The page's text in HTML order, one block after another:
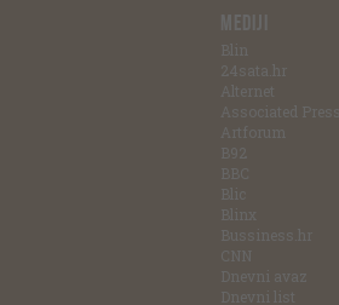
MEDIJI
Blin
24sata.hr
Alternet
Associated Press
Artforum
B92
BBC
Blic
Blinx
Bussiness.hr
CNN
Dnevni avaz
Dnevni list